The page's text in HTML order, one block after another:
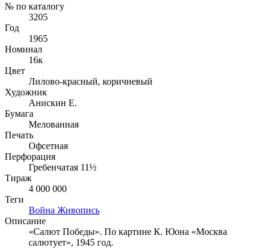
№ по каталогу
3205
Год
1965
Номинал
16к
Цвет
Лилово-красный, коричневый
Художник
Анискин Е.
Бумага
Мелованная
Печать
Офсетная
Перфорация
Гребенчатая 11½
Тираж
4 000 000
Теги
Война Живопись
Описание
«Салют Победы». По картине К. Юона «Москва
салютует», 1945 год.